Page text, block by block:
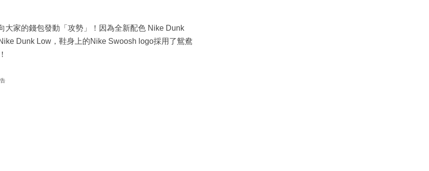
大家的錢包發動「攻勢」！因為全新配色 Nike Dunk
Dunk Low，鞋身上的Nike Swoosh logo採用了鴛鴦